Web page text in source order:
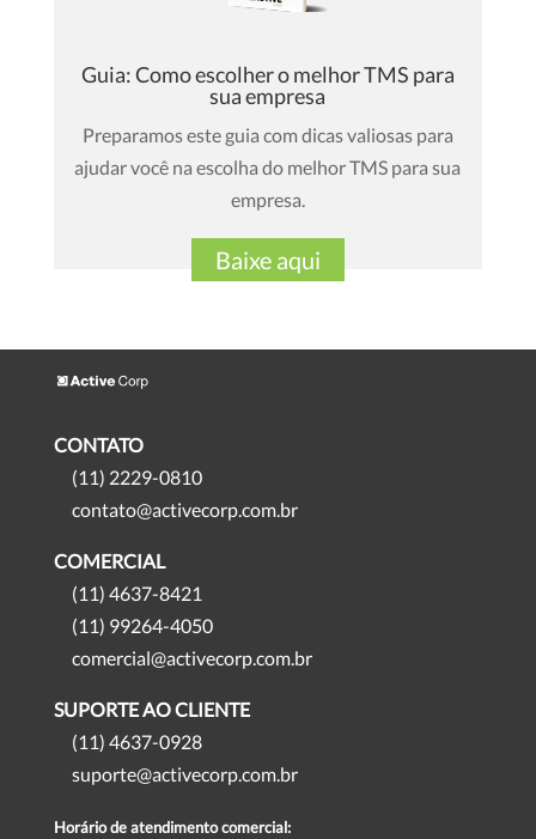
Guia: Como escolher o melhor TMS para
sua empresa
Preparamos este guia com dicas valiosas para
ajudar você na escolha do melhor TMS para sua
empresa.
Baixe aqui
CONTATO
(11) 2229-0810
contato@activecorp.com.br
COMERCIAL
(11) 4637-8421
(11) 99264-4050
comercial@activecorp.com.br
SUPORTE AO CLIENTE
(11) 4637-0928
suporte@activecorp.com.br
Horário de atendimento comercial: